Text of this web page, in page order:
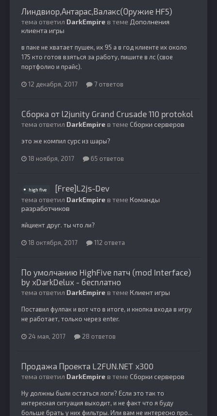
Линдвиор,Антарас,Валакс(Оружие HF5)
тема ответил DarkEmpire в теме Дополнения
клиента игры
в паке не хватает пушек, их 95 а в год клиенте их около
175 кто готов взяться за работу, пишите в лс (свое
портфолио и прайс).
12 декабря, 2017 7 ответов
Сборка от l2junity Grand Crusade 110 protokol
тема ответил DarkEmpire в теме Сборки серверов
это же компил сурс из шары?
18 ноября, 2017 65 ответов
high five [Free]L2js-Dev
тема ответил DarkEmpire в теме Команды
разработчиков
яйциент друг. ты что ли?
18 октября, 2017 112 ответа
По умолчанию HighFive патч (mod Interface)
by xDarkDelux - бесплатно
тема ответил DarkEmpire в теме Клиент игры
Поставил фулпак и вот что в итоге, и кнопка входа в игру
не работает, только через enter.
24 мая, 2017 28 ответов
Продажа Проекта L2FUN.NET x300
тема ответил DarkEmpire в теме Сборки серверов
Ну должны были остаться логи? Если это так то
интересная ситуация выходит, и не факт что я буду
больше брать у них фильтры. Или вам не интересно про...